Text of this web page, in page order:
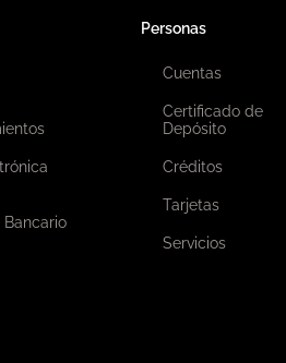
Personas
Cuentas
Certificado de
Depósito
Créditos
Tarjetas
Servicios